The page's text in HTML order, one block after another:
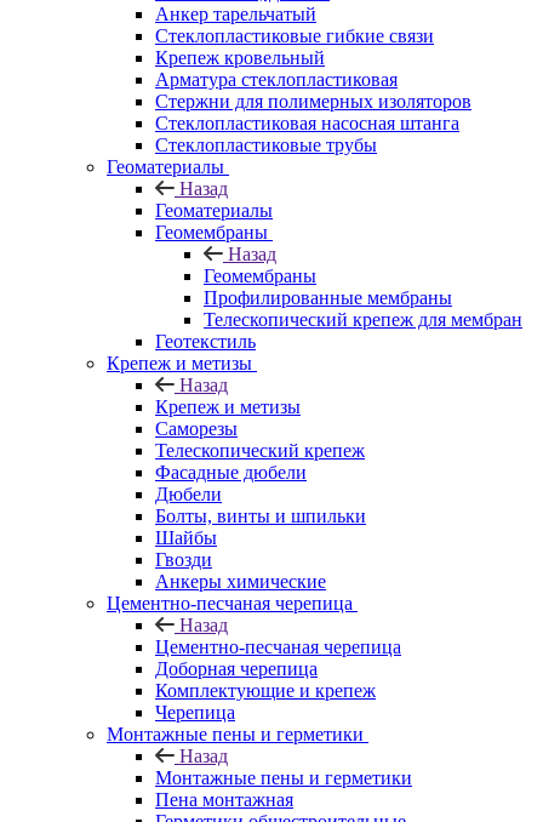
Анкер тарельчатый
Стеклопластиковые гибкие связи
Крепеж кровельный
Арматура стеклопластиковая
Стержни для полимерных изоляторов
Стеклопластиковая насосная штанга
Стеклопластиковые трубы
Геоматериалы
Назад
Геоматериалы
Геомембраны
Назад
Геомембраны
Профилированные мембраны
Телескопический крепеж для мембран
Геотекстиль
Крепеж и метизы
Назад
Крепеж и метизы
Саморезы
Телескопический крепеж
Фасадные дюбели
Дюбели
Болты, винты и шпильки
Шайбы
Гвозди
Анкеры химические
Цементно-песчаная черепица
Назад
Цементно-песчаная черепица
Доборная черепица
Комплектующие и крепеж
Черепица
Монтажные пены и герметики
Назад
Монтажные пены и герметики
Пена монтажная